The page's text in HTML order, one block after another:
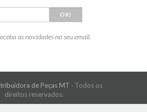
OK!
as novidades no seu email.
de Peças MT · Todos os
direitos reservados.